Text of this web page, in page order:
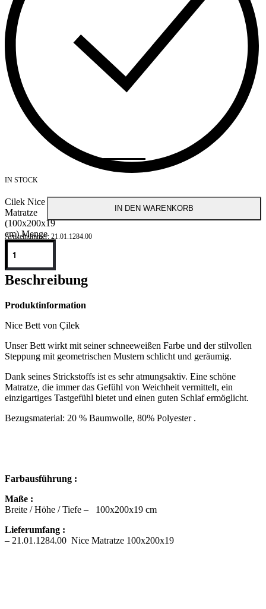
IN STOCK
Cilek Nice
Matratze
(100x200x19
cm) Menge
IN DEN WARENKORB
21.01.1284.00
SHARE
Beschreibung
Produktinformation
Nice Bett von Çilek
Unser Bett wirkt mit seiner schneeweißen Farbe und der stilvollen
Steppung mit geometrischen Mustern schlicht und geräumig.
Dank seines Strickstoffs ist es sehr atmungsaktiv. Eine schöne
Matratze, die immer das Gefühl von Weichheit vermittelt, ein
einzigartiges Tastgefühl bietet und einen guten Schlaf ermöglicht.
Bezugsmaterial: 20 % Baumwolle, 80% Polyester .
Farbausführung :
Maße :
Breite / Höhe / Tiefe – 100x200x19 cm
Lieferumfang :
– 21.01.1284.00 Nice Matratze 100x200x19